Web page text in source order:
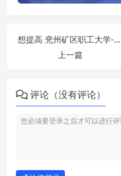
想提高 兖州矿区职工大学-专业课 http://yzmy.zhuanjipx.com/ 刷课效率？看看这些实用技巧
上一篇
评论（没有评论）